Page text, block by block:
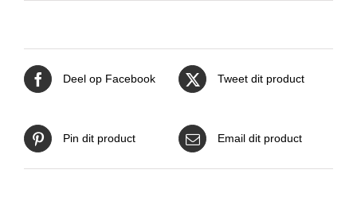
Deel op Facebook Tweet dit product
Pin dit product Email dit product